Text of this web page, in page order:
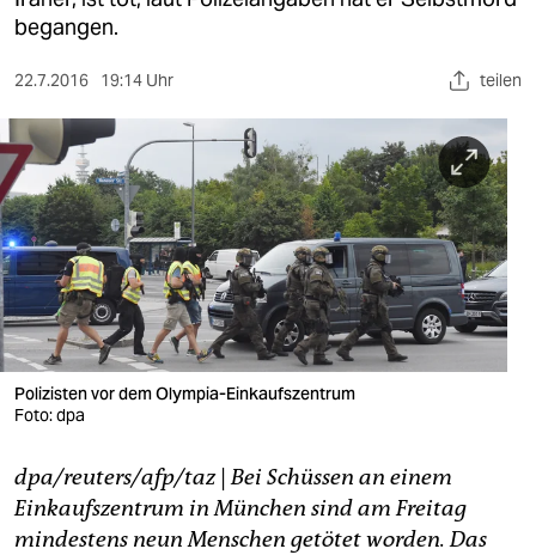
gesellschaft
kultur
sport
berlin
nord
wahrheit
verlag
verlag
shop
fragen & hilfe
begangen.
22.7.2016 19:14 Uhr teilen
Polizisten vor dem Olympia-Einkaufszentrum
Foto: dpa
dpa/reuters/afp/taz|Bei Schüssen an einem
Einkaufszentrum in München sind am Freitag
mindestens neun Menschen getötet worden. Das